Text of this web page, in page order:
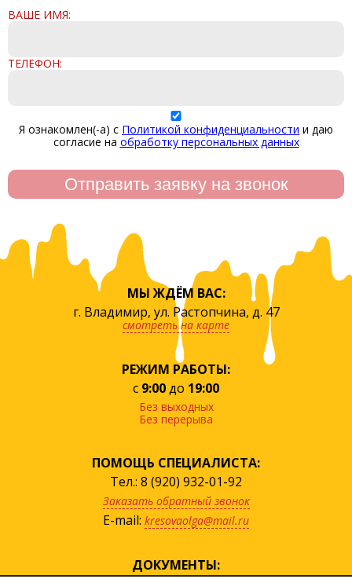
ВАШЕ ИМЯ:
ТЕЛЕФОН:
Я ознакомлен(-а) с Политикой конфиденциальности и даю
согласие на обработку персональных данных
МЫ ЖДЁМ ВАС:
г. Владимир, ул. Растопчина, д. 47
смотреть на карте
РЕЖИМ РАБОТЫ:
с 9:00до 19:00
Без выходных
Без перерыва
ПОМОЩЬ СПЕЦИАЛИСТА:
Тел.: 8 (920) 932-01-92
Заказать обратный звонок
E-mail: kresovaolga@mail.ru
ДОКУМЕНТЫ: